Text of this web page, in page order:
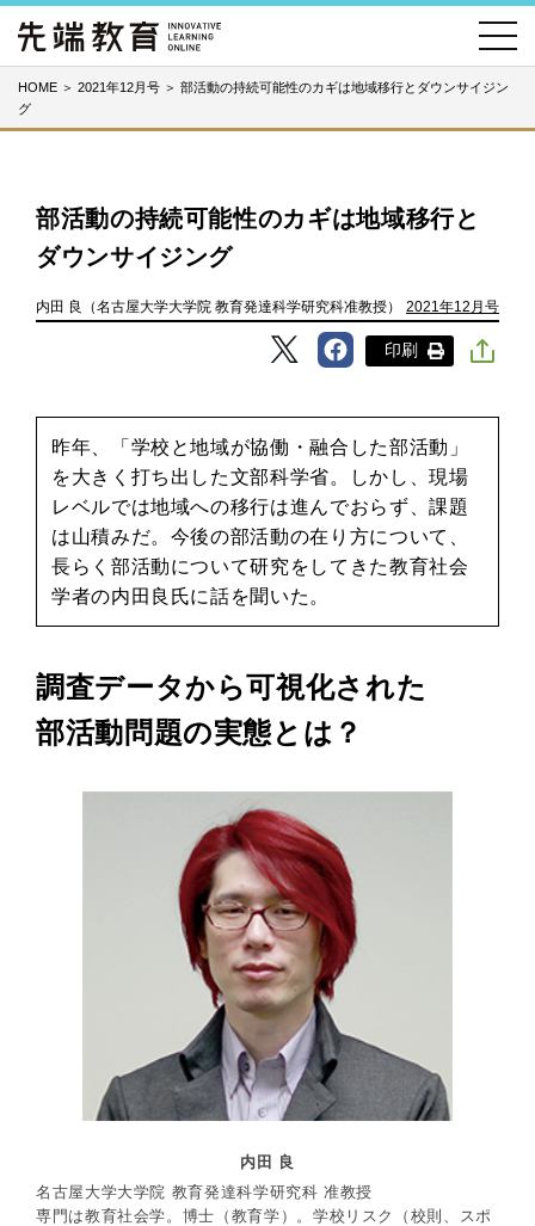
HOME ＞ 2021年12月号 ＞ 部活動の持続可能性のカギは地域移行とダウンサイジン
グ
部活動の持続可能性のカギは地域移行と
ダウンサイジング
内田 良（名古屋大学大学院 教育発達科学研究科准教授） 2021年12月号
印刷
昨年、「学校と地域が協働・融合した部活動」
を大きく打ち出した文部科学省。しかし、現場
レベルでは地域への移行は進んでおらず、課題
は山積みだ。今後の部活動の在り方について、
長らく部活動について研究をしてきた教育社会
学者の内田良氏に話を聞いた。
調査データから可視化された
部活動問題の実態とは？
内田 良
名古屋大学大学院 教育発達科学研究科 准教授
専門は教育社会学。博士（教育学）。学校リスク（校則、スポ